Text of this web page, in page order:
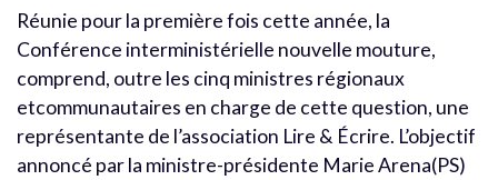
Réunie pour la première fois cette année, la
Conférence interministérielle nouvelle mouture,
comprend, outre les cinq ministres régionaux
etcommunautaires en charge de cette question, une
représentante de l’association Lire & Écrire. L’objectif
annoncé par la ministre-présidente Marie Arena(PS)